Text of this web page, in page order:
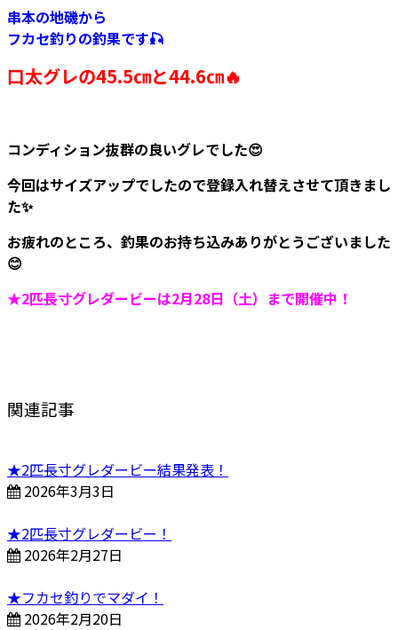
串本の地磯から
フカセ釣りの釣果です🎣
口太グレの45.5㎝と44.6㎝🔥
コンディション抜群の良いグレでした😍
今回はサイズアップでしたので登録入れ替えさせて頂きまし
た✨
お疲れのところ、釣果のお持ち込みありがとうございました
😊
★2匹長寸グレダービーは2月28日（土）まで開催中！
関連記事
★2匹長寸グレダービー結果発表！
2026年3月3日
★2匹長寸グレダービー！
2026年2月27日
★フカセ釣りでマダイ！
2026年2月20日